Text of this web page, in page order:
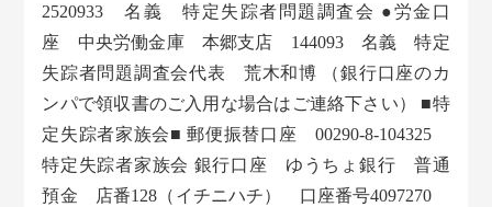
2520933 名義 特定失踪者問題調査会 ●労金口
座 中央労働金庫 本郷支店 144093 名義 特定
失踪者問題調査会代表 荒木和博 （銀行口座のカ
ンパで領収書のご入用な場合はご連絡下さい） ■特
定失踪者家族会■ 郵便振替口座 00290-8-104325
特定失踪者家族会 銀行口座 ゆうちょ銀行 普通
預金 店番128（イチニハチ） 口座番号4097270